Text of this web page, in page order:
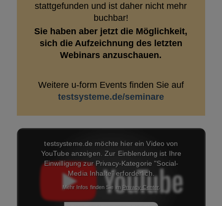
stattgefunden und ist daher nicht mehr
buchbar!
Sie haben aber jetzt die Möglichkeit,
sich die Aufzeichnung des letzten
Webinars anzuschauen.
Weitere u-form Events finden Sie auf
testsysteme.de/seminare